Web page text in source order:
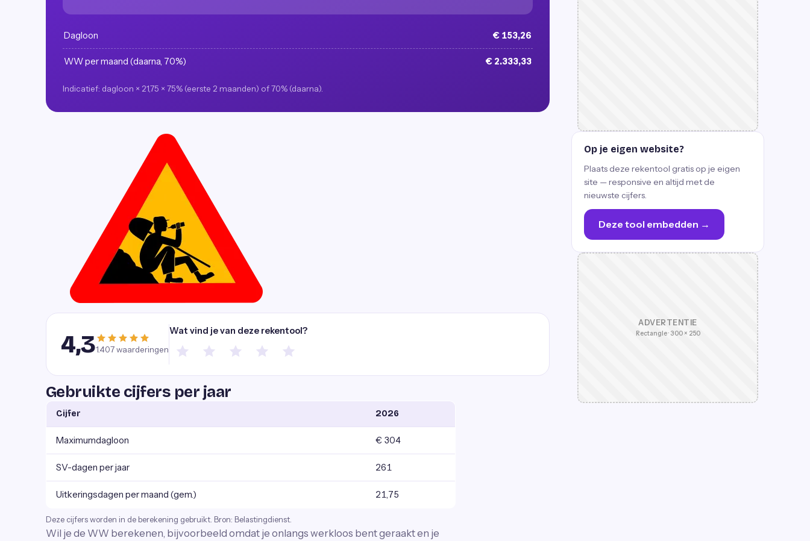
Dagloon € 153,26
WW per maand (daarna, 70%) € 2.333,33
Indicatief: dagloon × 21,75 × 75% (eerste 2 maanden) of 70% (daarna).
4,31.407waarderingen
Wat vind je van deze rekentool?
Gebruikte cijfers per jaar
Cijfer 2026
Maximumdagloon € 304
SV-dagen per jaar 261
Uitkeringsdagen per maand (gem.) 21,75
Deze cijfers worden in de berekening gebruikt. Bron: Belastingdienst.
Wil je de WW berekenen, bijvoorbeeld omdat je onlangs werkloos bent geraakt en je
Op je eigen website?
Plaats deze rekentool gratis op je eigen
site — responsive en altijd met de
nieuwste cijfers.
Deze tool embedden →
ADVERTENTIE
Rectangle · 300 × 250